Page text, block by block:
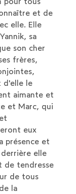
et de
elle. Elle
sa
son cher
frères,
d'elle le
aimante et
et Marc, qui
eux
présence et
derrière elle
de tendresse
de tous
la